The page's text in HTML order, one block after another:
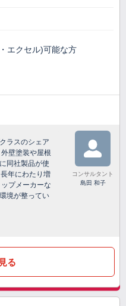
エクセル)可能な方
ラスのシェア
壁塗装や屋根
同社製品が使
年にわたり増
プメーカーな
境が整ってい
コンサルタント
島田 和子
る